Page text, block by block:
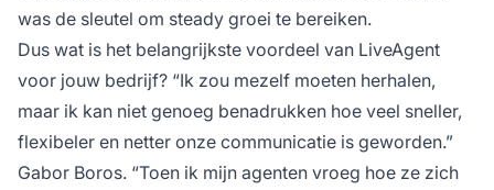
was de sleutel om steady groei te bereiken.
Dus wat is het belangrijkste voordeel van LiveAgent
voor jouw bedrijf? “Ik zou mezelf moeten herhalen,
maar ik kan niet genoeg benadrukken hoe veel sneller,
flexibeler en netter onze communicatie is geworden.”
Gabor Boros. “Toen ik mijn agenten vroeg hoe ze zich